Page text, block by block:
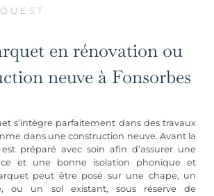
en rénovation ou
neuve à Fonsorbes
s’intègre parfaitement dans des travaux
dans une construction neuve. Avant la
préparé avec soin afin d’assurer une
et une bonne isolation phonique et
peut être posé sur une chape, un
ou un sol existant, sous réserve de